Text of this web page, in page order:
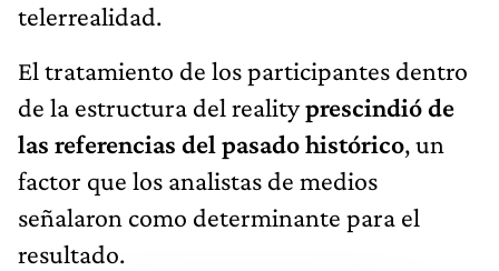
telerrealidad.
El tratamiento de los participantes dentro
de la estructura del realityprescindió de
las referencias del pasado histórico, un
factor que los analistas de medios
señalaron como determinante para el
resultado.